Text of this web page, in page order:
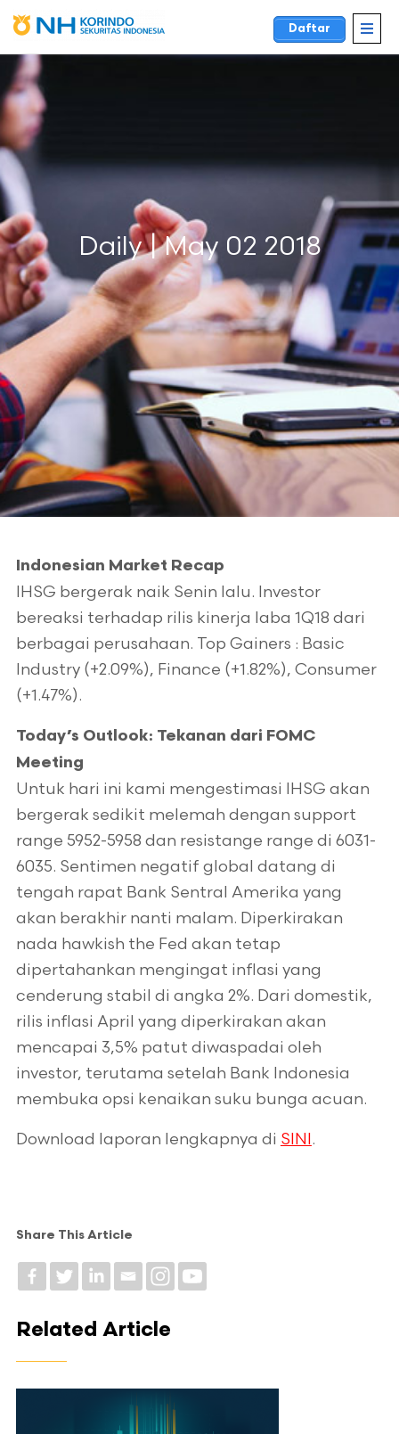
Daftar
Daily | May 02 2018
Indonesian Market Recap
IHSG bergerak naik Senin lalu. Investor
bereaksi terhadap rilis kinerja laba 1Q18 dari
berbagai perusahaan. Top Gainers : Basic
Industry (+2.09%), Finance (+1.82%), Consumer
(+1.47%).
Today’s Outlook: Tekanan dari FOMC
Meeting
Untuk hari ini kami mengestimasi IHSG akan
bergerak sedikit melemah dengan support
range 5952-5958 dan resistange range di 6031-
6035. Sentimen negatif global datang di
tengah rapat Bank Sentral Amerika yang
akan berakhir nanti malam. Diperkirakan
nada hawkish the Fed akan tetap
dipertahankan mengingat inflasi yang
cenderung stabil di angka 2%. Dari domestik,
rilis inflasi April yang diperkirakan akan
mencapai 3,5% patut diwaspadai oleh
investor, terutama setelah Bank Indonesia
membuka opsi kenaikan suku bunga acuan.
Download laporan lengkapnya di SINI .
Share This Article
Related Article